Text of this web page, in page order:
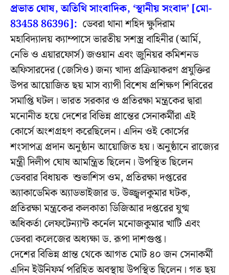
প্রভাত ঘোষ, অতিথি সাংবাদিক, ‘স্থানীয় সংবাদ’ [মো-
83458 86396]: ডেবরা থানা শহিদ ক্ষুদিরাম
মহাবিদ্যালয় ক্যাম্পাসে ভারতীয় সশস্ত্র বাহিনীর (আর্মি,
নেভি ও এয়ারফোর্স) জওয়ান এবং জুনিয়র কমিশনড
অফিসারদের (জেসিও) জন্য খাদ্য প্রক্রিয়াকরণ প্রযুক্তির
উপর আয়োজিত ছয় মাস ব্যাপী বিশেষ প্রশিক্ষণ শিবিরের
সমাপ্তি ঘটল। ভারত সরকার ও প্রতিরক্ষা মন্ত্রকের দ্বারা
মনোনীত হয়ে দেশের বিভিন্ন প্রান্তের সেনাকর্মীরা এই
কোর্সে অংশগ্রহণ করেছিলেন। এদিন ওই কোর্সের
শংসাপত্র প্রদান অনুষ্ঠান আয়োজিত হয়। অনুষ্ঠানে রাজ্যের
মন্ত্রী দিলীপ ঘোষ আমন্ত্রিত ছিলেন। উপস্থিত ছিলেন
ডেবরার বিধায়ক শুভাশিস ওম, প্রতিরক্ষা দপ্তরের
অ্যাকাডেমিক অ্যাডভাইজার ড. উজ্জ্বলকুমার ঘটক,
প্রতিরক্ষা মন্ত্রকের কলকাতা ডিজিআর দপ্তরের যুগ্ম
অধিকর্তা লেফটেন্যান্ট কর্নেল মনোজকুমার খাটি এবং
ডেবরা কলেজের অধ্যক্ষা ড. রূপা দাশগুপ্ত।
দেশের বিভিন্ন প্রান্ত থেকে আগত মোট ৪০ জন সেনাকর্মী
এদিন ইউনিফর্ম পরিহিত অবস্থায় উপস্থিত ছিলেন। গত ছয়